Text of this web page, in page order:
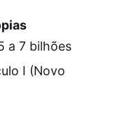
a 7 bilhões
I (Novo